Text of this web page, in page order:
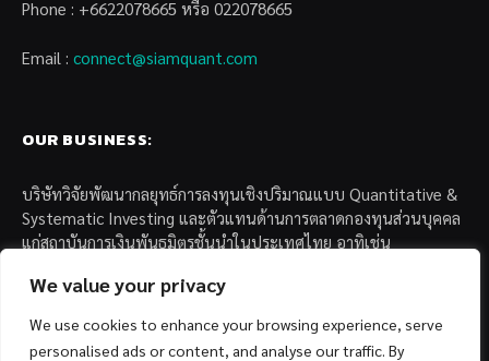
We value your privacy
We use cookies to enhance your browsing experience, serve
personalised ads or content, and analyse our traffic. By
Phone : +6622078665 หรือ 022078665
Email : connect@siamquant.com
OUR BUSINESS:
บริษัทวิจัยพัฒนากลยุทธ์การลงทุนเชิงปริมาณแบบ Quantitative &
Systematic Investing และตัวแทนด้านการตลาดกองทุนส่วนบุคคล
แก่สถาบันการเงินพันธมิตรชั้นนำในประเทศไทย อาทิเช่น
– บล. กรุงไทย เอ็กซ์สปริง จำกัด
– บล. ฟิลลิป (ประเทศไทย) จำกัด (มหาชน)